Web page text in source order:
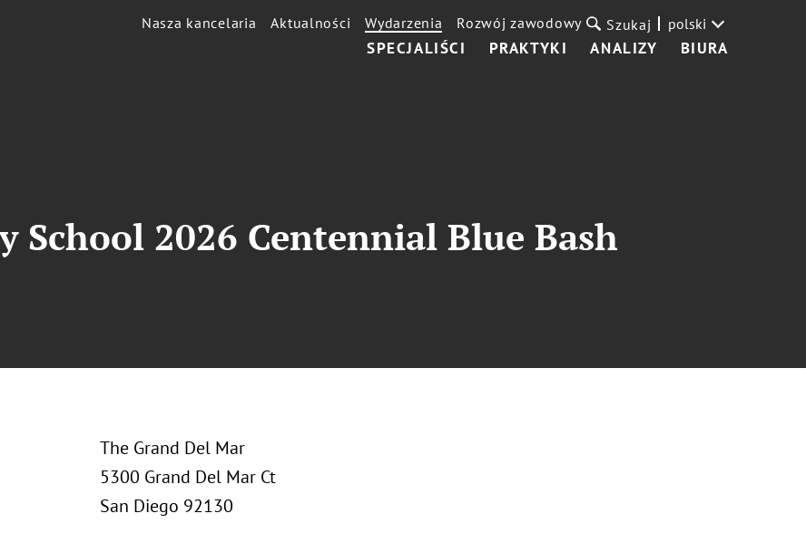
SPECJALIŚCI PRAKTYKI ANALIZY BIURA
Nasza kancelaria Aktualności Wydarzenia Rozwój zawodowy Szukaj polski
School 2026 Centennial Blue Bash
The Grand Del Mar
5300 Grand Del Mar Ct
San Diego 92130